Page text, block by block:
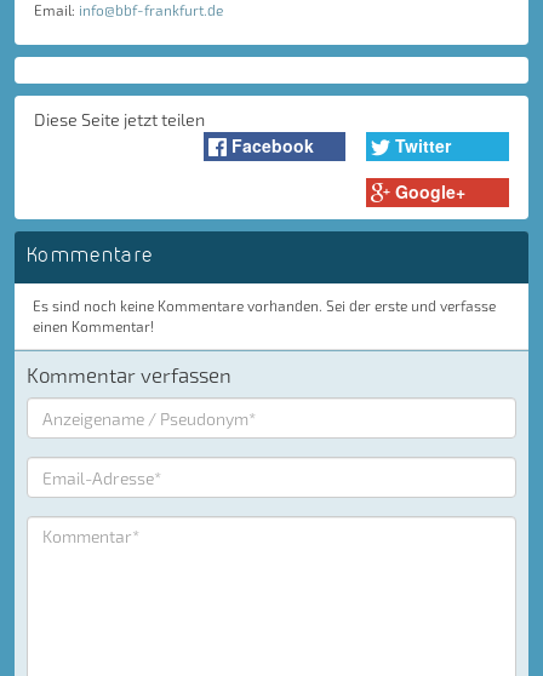
Email: info@bbf-frankfurt.de
Diese Seite jetzt teilen
Facebook
Twitter
Google+
Kommentare
Es sind noch keine Kommentare vorhanden. Sei der erste und verfasse
einen Kommentar!
Kommentar verfassen